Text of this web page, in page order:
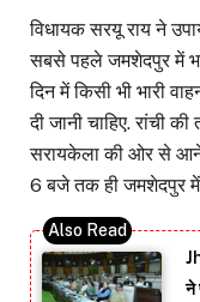
विधायक सरयू राय ने
सबसे पहले जमशेदपुर में
दिन में किसी भी भारी
दी जानी चाहिए. रांची
सरायकेला की ओर से आने
6 बजे तक ही जमशेदपुर
ने